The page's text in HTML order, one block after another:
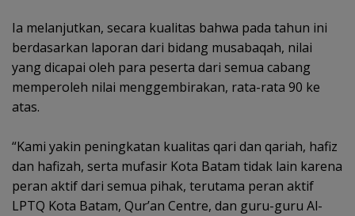
Ia melanjutkan, secara kualitas bahwa pada tahun ini
berdasarkan laporan dari bidang musabaqah, nilai
yang dicapai oleh para peserta dari semua cabang
memperoleh nilai menggembirakan, rata-rata 90 ke
atas.
“Kami yakin peningkatan kualitas qari dan qariah, hafiz
dan hafizah, serta mufasir Kota Batam tidak lain karena
peran aktif dari semua pihak, terutama peran aktif
LPTQ Kota Batam, Qur’an Centre, dan guru-guru Al-